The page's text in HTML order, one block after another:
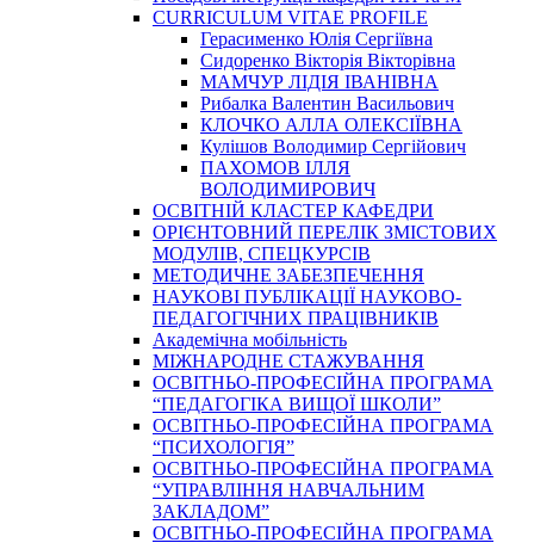
CURRICULUM VITAE PROFILE
Герасименко Юлія Сергіївна
Сидоренко Вікторія Вікторівна
МАМЧУР ЛІДІЯ ІВАНІВНА
Рибалка Валентин Васильович
КЛОЧКО АЛЛА ОЛЕКСІЇВНА
Кулішов Володимир Сергійович
ПАХОМОВ ІЛЛЯ
ВОЛОДИМИРОВИЧ
ОСВІТНІЙ КЛАСТЕР КАФЕДРИ
ОРІЄНТОВНИЙ ПЕРЕЛІК ЗМІСТОВИХ
МОДУЛІВ, СПЕЦКУРСІВ
МЕТОДИЧНЕ ЗАБЕЗПЕЧЕННЯ
НАУКОВІ ПУБЛІКАЦІЇ НАУКОВО-
ПЕДАГОГІЧНИХ ПРАЦІВНИКІВ
Академічна мобільність
МІЖНАРОДНЕ СТАЖУВАННЯ
ОСВІТНЬО-ПРОФЕСІЙНА ПРОГРАМА
“ПЕДАГОГІКА ВИЩОЇ ШКОЛИ”
ОСВІТНЬО-ПРОФЕСІЙНА ПРОГРАМА
“ПСИХОЛОГІЯ”
ОСВІТНЬО-ПРОФЕСІЙНА ПРОГРАМА
“УПРАВЛІННЯ НАВЧАЛЬНИМ
ЗАКЛАДОМ”
ОСВІТНЬО-ПРОФЕСІЙНА ПРОГРАМА